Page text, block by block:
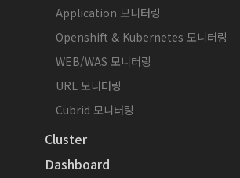
Application 모니터링
Openshift & Kubernetes 모니터링
WEB/WAS 모니터링
URL 모니터링
Cubrid 모니터링
Cluster
Dashboard